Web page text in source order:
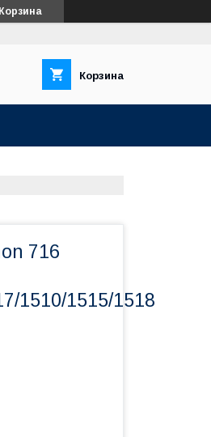
Корзина
Корзина
716
1510/1515/1518